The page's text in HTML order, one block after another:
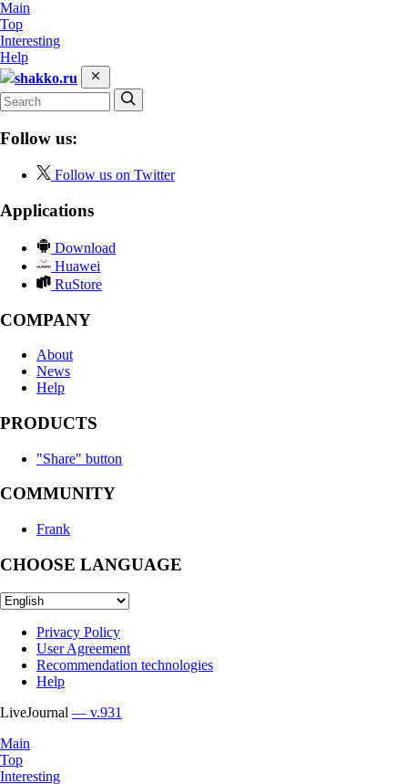
Main
Top
Interesting
Help
shakko.ru
Follow us:
Follow us on Twitter
Applications
Download
Huawei
RuStore
COMPANY
About
News
Help
PRODUCTS
"Share" button
COMMUNITY
Frank
CHOOSE LANGUAGE
Privacy Policy
User Agreement
Recommendation technologies
Help
LiveJournal — v.931
Main
Top
Interesting